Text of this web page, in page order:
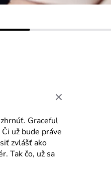
Graceful
už bude práve
zvlášť ako
Tak čo, už sa